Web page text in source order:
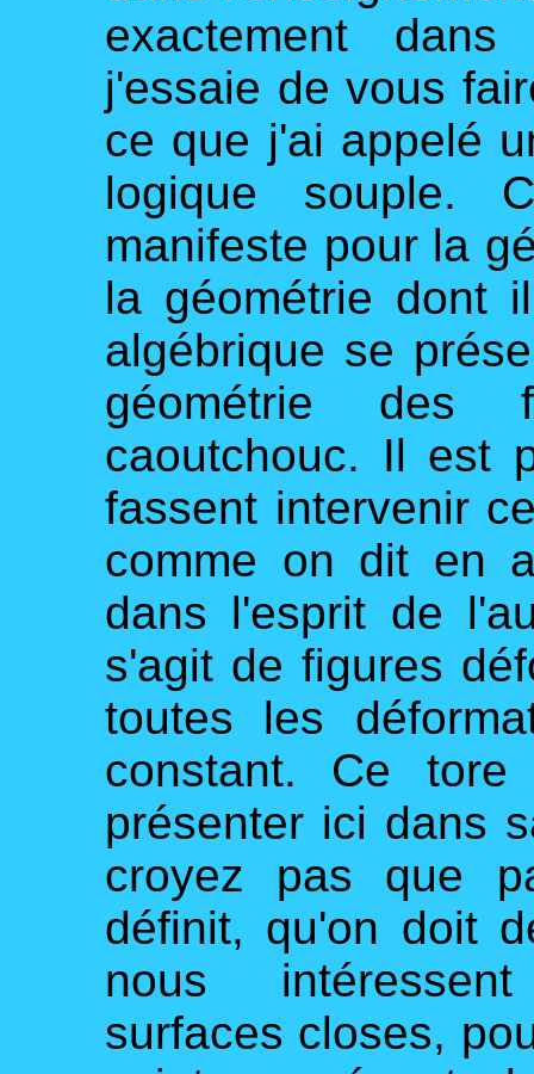
exactement
j'essaie de vous
ce que j'ai appelé
logique souple.
manifeste pour la
la géométrie dont
algébrique se
géométrie
caoutchouc. Il est
fassent intervenir
comme on dit en
dans l'esprit de
s'agit de figures
toutes les
constant. Ce
présenter ici dans
croyez pas que
définit, qu'on doit
nous
surfaces closes,